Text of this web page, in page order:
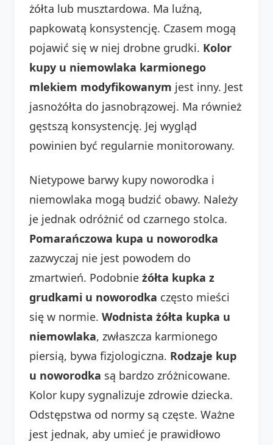
żółta lub musztardowa. Ma luźną,
papkowatą konsystencję. Czasem mogą
pojawić się w niej drobne grudki. Kolor
kupy u niemowlaka karmionego
mlekiem modyfikowanym jest inny. Jest
jasnożółta do jasnobrązowej. Ma również
gęstszą konsystencję. Jej wygląd
powinien być regularnie monitorowany.
Nietypowe barwy kupy noworodka i
niemowlaka mogą budzić obawy. Należy
je jednak odróżnić od czarnego stolca.
Pomarańczowa kupa u noworodka
zazwyczaj nie jest powodem do
zmartwień. Podobnie żółta kupka z
grudkami u noworodka często mieści
się w normie. Wodnista żółta kupka u
niemowlaka, zwłaszcza karmionego
piersią, bywa fizjologiczna. Rodzaje kup
u noworodka są bardzo zróżnicowane.
Kolor kupy sygnalizuje zdrowie dziecka.
Odstępstwa od normy są częste. Ważne
jest jednak, aby umieć je prawidłowo